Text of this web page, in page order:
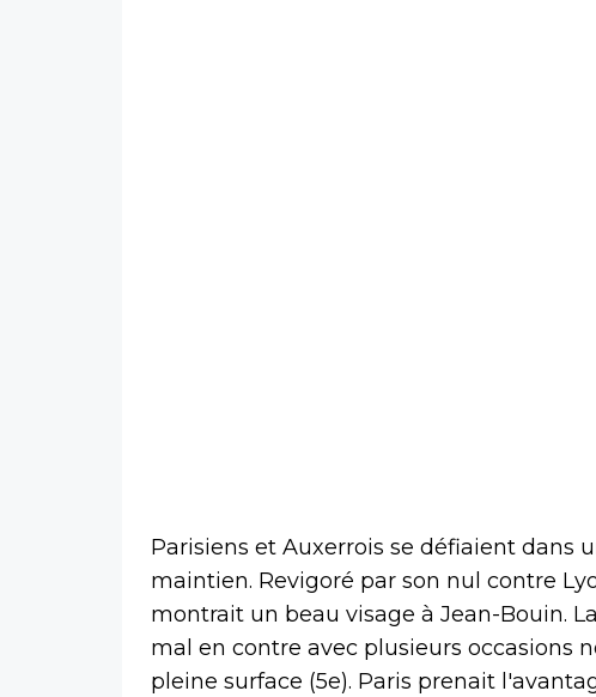
Parisiens et Auxerrois se défiaient dans
maintien. Revigoré par son nul contre
montrait un beau visage à Jean-Bouin.
mal en contre avec plusieurs occasions
pleine surface (5e). Paris prenait